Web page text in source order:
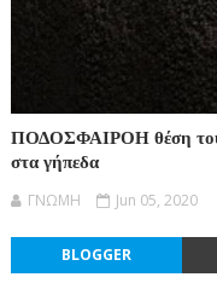
ΠΟΔΟΣΦΑΙΡΟΗ θέση του
στα γήπεδα
ΓΝΩΜΗ Jun 05, 2020
BLOGGER